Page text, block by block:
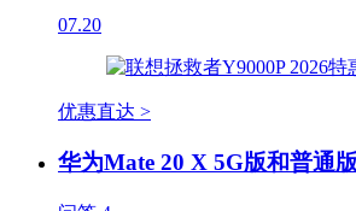
07.20
优惠直达 >
华为Mate 20 X 5G版和普通